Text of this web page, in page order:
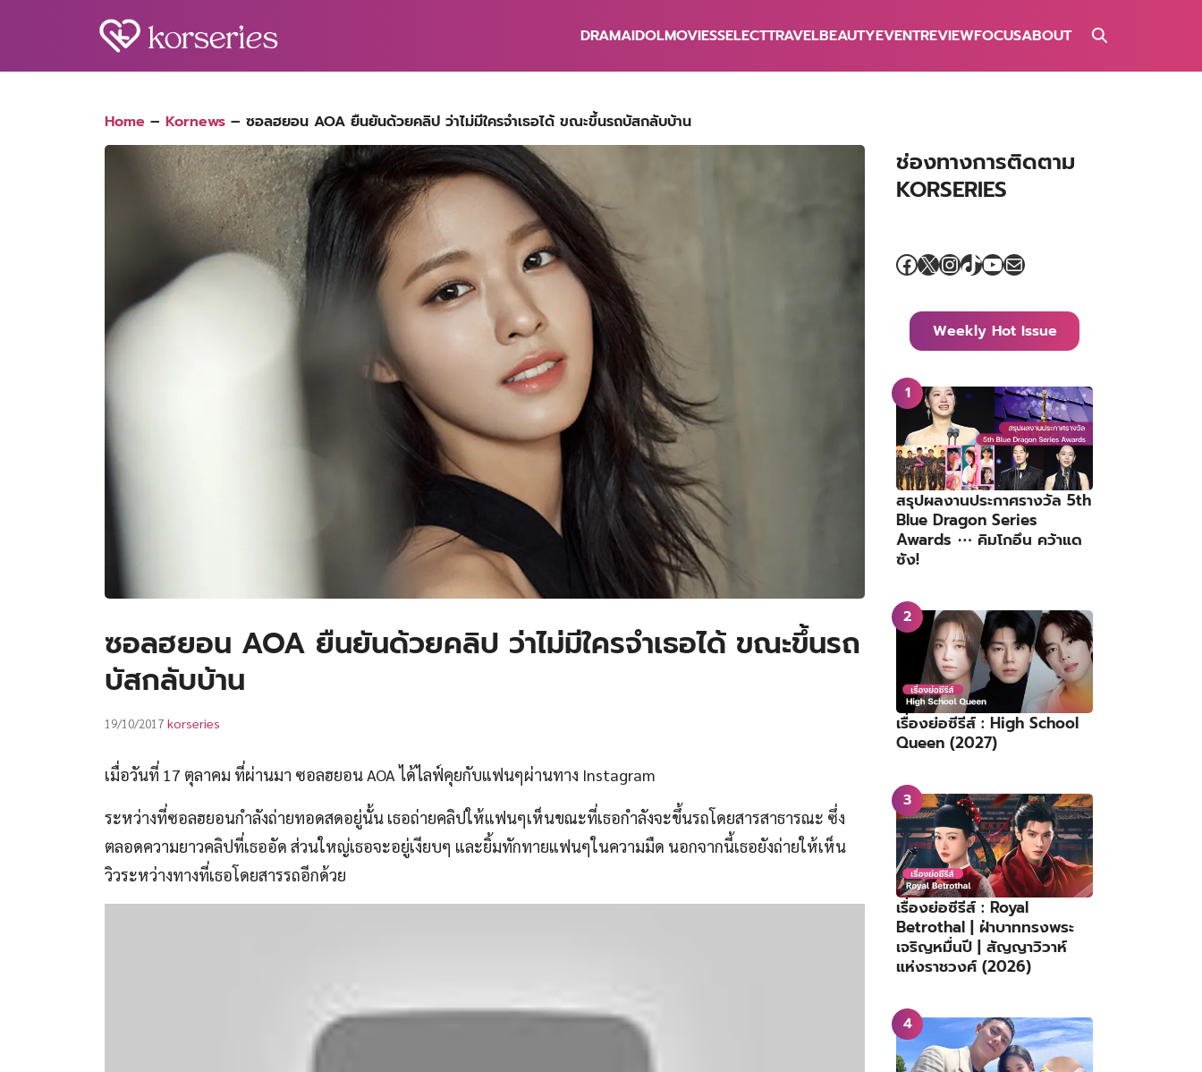
DRAMAIDOLMOVIESSELECTTRAVELBEAUTYEVENTREVIEWFOCUSABOUT
Home – Kornews – ซอลฮยอน AOA ยืนยันด้วยคลิป ว่าไม่มีใครจำเธอได้ ขณะขึ้นรถบัสกลับบ้าน
ซอลฮยอน AOA ยืนยันด้วยคลิป ว่าไม่มีใครจำเธอได้ ขณะขึ้นรถ
บัสกลับบ้าน
19/10/2017 korseries
เมื่อวันที่ 17 ตุลาคม ที่ผ่านมา ซอลฮยอน AOA ได้ไลฟ์คุยกับแฟนๆผ่านทาง Instagram
ระหว่างที่ซอลฮยอนกำลังถ่ายทอดสดอยู่นั้น เธอถ่ายคลิปให้แฟนๆเห็นขณะที่เธอกำลังจะขึ้นรถโดยสารสาธารณะ ซึ่ง
ตลอดความยาวคลิปที่เธออัด ส่วนใหญ่เธอจะอยู่เงียบๆ และยิ้มทักทายแฟนๆในความมืด นอกจากนี้เธอยังถ่ายให้เห็น
วิวระหว่างทางที่เธอโดยสารรถอีกด้วย
ช่องทางการติดตาม
KORSERIES
Facebook
X Instagram
TikTok
YouTube
Mail
Weekly Hot Issue
สรุปผลงานประกาศรางวัล 5th
Blue Dragon Series
Awards ⋯ คิมโกอึน คว้าแด
ซัง!
เรื่องย่อซีรีส์ : High School
Queen (2027)
เรื่องย่อซีรีส์ : Royal
Betrothal | ฝ่าบาททรงพระ
เจริญหมื่นปี | สัญญาวิวาห์
แห่งราชวงศ์ (2026)